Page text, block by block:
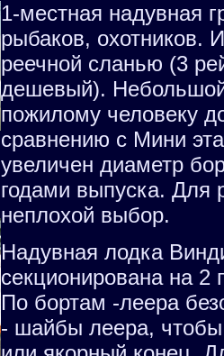
1-местная надувная
рыбаков, охотников.
реечной сланью (3
дешевый). Небольшой
пожилому человеку
сравнению с Мини
увеличен диаметр
годами выпуска. Для
неплохой выбор.
Надувная лодка
секционирована на 2
По бортам -леера
- шайбы леера,